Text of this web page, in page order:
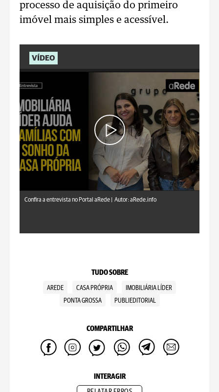
processo de aquisição do primeiro
imóvel mais simples e acessível.
VÍDEO
Confira a entrevista no Portal aRede | Autor: aRede.info
TUDO SOBRE
AREDE CASA PRÓPRIA
IMOBILIÁRIA LÍDER
PONTA GROSSA
PUBLIEDITORIAL
COMPARTILHAR
INTERAGIR